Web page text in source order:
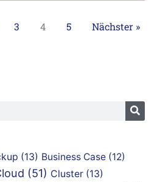
3 4 5 Nächster »
(13) Business Case (12)
(51) Cluster (13)